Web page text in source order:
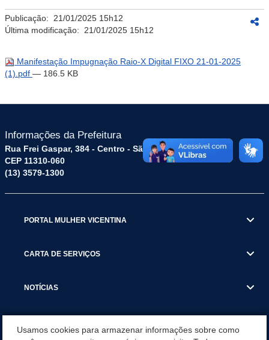
Publicação: 21/01/2025 15h12
Última modificação: 21/01/2025 15h12
Manifestação Impugnação Raio-X Digital FIXO 21-01-2025
(1).pdf — 186.5 KB
Informações da Prefeitura
Rua Frei Gaspar, 384 - Centro - São Vicente / SP
CEP 11310-060
(13) 3579-1300
PORTAL MULHER VICENTINA
CARTA DE SERVIÇOS
NOTÍCIAS
Usamos cookies para armazenar informações sobre como